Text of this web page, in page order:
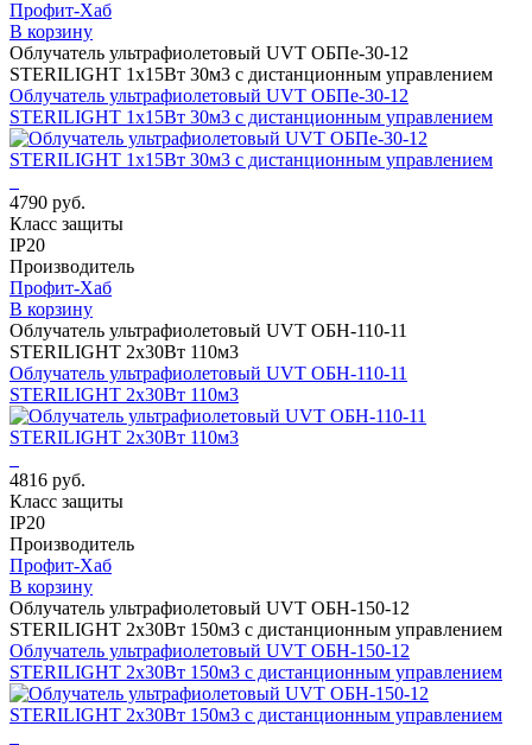
Профит-Хаб
В корзину
Облучатель ультрафиолетовый UVT ОБПе-30-12
STERILIGHT 1х15Вт 30м3 с дистанционным управлением
Облучатель ультрафиолетовый UVT ОБПе-30-12
STERILIGHT 1х15Вт 30м3 с дистанционным управлением
4790 руб.
Класс защиты
IP20
Производитель
Профит-Хаб
В корзину
Облучатель ультрафиолетовый UVT ОБН-110-11
STERILIGHT 2х30Вт 110м3
Облучатель ультрафиолетовый UVT ОБН-110-11
STERILIGHT 2х30Вт 110м3
4816 руб.
Класс защиты
IP20
Производитель
Профит-Хаб
В корзину
Облучатель ультрафиолетовый UVT ОБН-150-12
STERILIGHT 2х30Вт 150м3 с дистанционным управлением
Облучатель ультрафиолетовый UVT ОБН-150-12
STERILIGHT 2х30Вт 150м3 с дистанционным управлением